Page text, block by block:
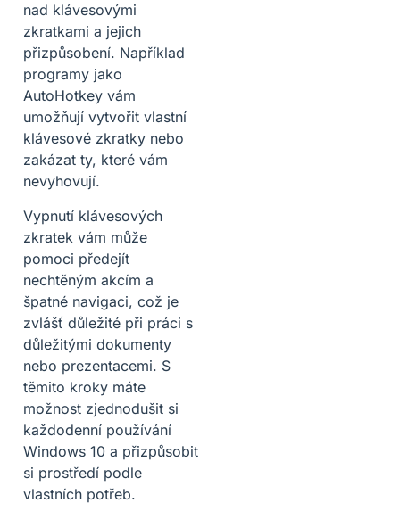
nad klávesovými
zkratkami a jejich
přizpůsobení. Například
programy jako
AutoHotkey vám
umožňují vytvořit vlastní
klávesové zkratky nebo
zakázat ty, které vám
nevyhovují.
Vypnutí klávesových
zkratek vám může
pomoci předejít
nechtěným akcím a
špatné navigaci, což je
zvlášť důležité při práci s
důležitými dokumenty
nebo prezentacemi. S
těmito kroky máte
možnost zjednodušit si
každodenní používání
Windows 10 a přizpůsobit
si prostředí podle
vlastních potřeb.